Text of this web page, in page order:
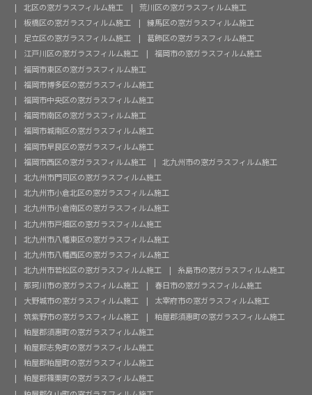
北区の窓ガラスフィルム施工
荒川区の窓ガラスフィルム施工
板橋区の窓ガラスフィルム施工
練馬区の窓ガラスフィルム施工
足立区の窓ガラスフィルム施工
葛飾区の窓ガラスフィルム施工
江戸川区の窓ガラスフィルム施工
福岡市の窓ガラスフィルム施工
福岡市東区の窓ガラスフィルム施工
福岡市博多区の窓ガラスフィルム施工
福岡市中央区の窓ガラスフィルム施工
福岡市南区の窓ガラスフィルム施工
福岡市城南区の窓ガラスフィルム施工
福岡市早良区の窓ガラスフィルム施工
福岡市西区の窓ガラスフィルム施工
北九州市の窓ガラスフィルム施工
北九州市門司区の窓ガラスフィルム施工
北九州市小倉北区の窓ガラスフィルム施工
北九州市小倉南区の窓ガラスフィルム施工
北九州市戸畑区の窓ガラスフィルム施工
北九州市八幡東区の窓ガラスフィルム施工
北九州市八幡西区の窓ガラスフィルム施工
北九州市若松区の窓ガラスフィルム施工
糸島市の窓ガラスフィルム施工
那珂川市の窓ガラスフィルム施工
春日市の窓ガラスフィルム施工
大野城市の窓ガラスフィルム施工
太宰府市の窓ガラスフィルム施工
筑紫野市の窓ガラスフィルム施工
粕屋郡須惠町の窓ガラスフィルム施工
粕屋郡須惠町の窓ガラスフィルム施工
粕屋郡志免町の窓ガラスフィルム施工
粕屋郡粕屋町の窓ガラスフィルム施工
粕屋郡篠栗町の窓ガラスフィルム施工